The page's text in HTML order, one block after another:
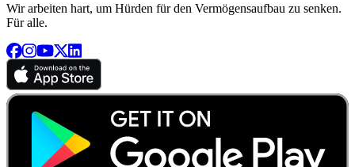
Wir arbeiten hart, um Hürden für den Vermögensaufbau zu senken.
Für alle.